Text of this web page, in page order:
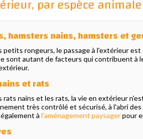
par espèce
hamsters nains, hamsters et
petits rongeurs, le passage à l'extérieur
sont autant de facteurs qui contribuent à
et rats
rats nains et les rats, la vie en extérieur
très contrôlé et sécurisé, à l'abri
à l'aménagement paysagerpour